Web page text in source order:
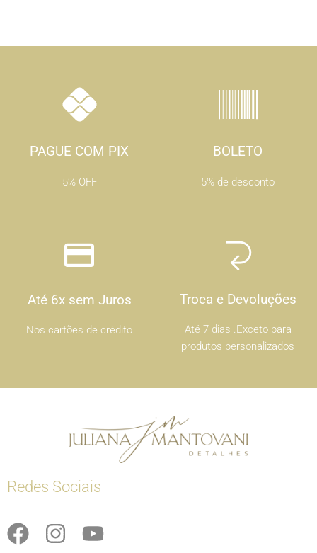
PAGUE COM PIX
5% OFF
BOLETO
5% de desconto
Até 6x sem Juros
Nos cartões de crédito
Troca e Devoluções
Até 7 dias .Exceto para
produtos personalizados
Redes Sociais
F
I
Y